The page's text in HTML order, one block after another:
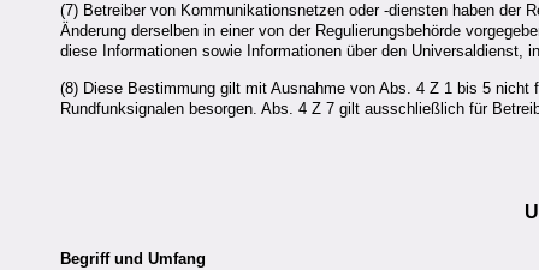
(7) Betreiber von Kommunikationsnetzen oder -diensten haben der
Änderung derselben in einer von der Regulierungsbehörde
diese Informationen sowie Informationen über den Universaldienst,
(8) Diese Bestimmung gilt mit Ausnahme von Abs. 4 Z 1 bis 5
Rundfunksignalen besorgen. Abs. 4 Z 7 gilt ausschließlich für
Begriff und Umfang